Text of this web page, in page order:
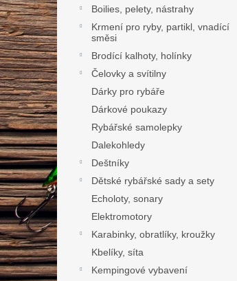
Boilies, pelety, nástrahy
Krmení pro ryby, partikl, vnadící
směsi
Brodící kalhoty, holínky
Čelovky a svítilny
Dárky pro rybáře
Dárkové poukazy
Rybářské samolepky
Dalekohledy
Deštníky
Dětské rybářské sady a sety
Echoloty, sonary
Elektromotory
Karabinky, obratlíky, kroužky
Kbelíky, síta
Kempingové vybavení